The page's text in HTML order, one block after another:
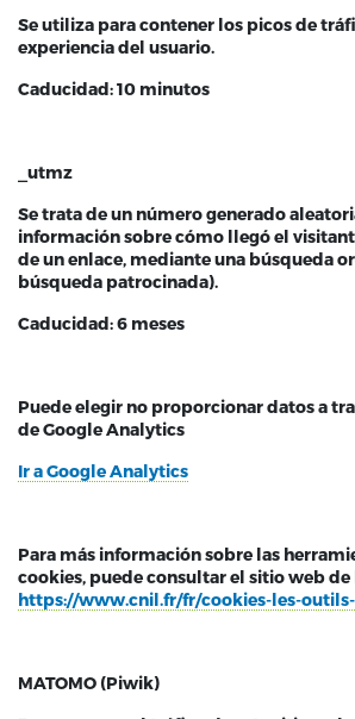
Se utiliza para contener los picos de
experiencia del usuario.
Caducidad: 10 minutos
_utmz
Se trata de un número generado
información sobre cómo llegó el
de un enlace, mediante una búsqueda
búsqueda patrocinada).
Caducidad: 6 meses
Puede elegir no proporcionar datos a
de Google Analytics
Ir a Google Analytics
Para más información sobre las
cookies, puede consultar el sitio web de
https://www.cnil.fr/fr/cookies-les-
MATOMO (Piwik)